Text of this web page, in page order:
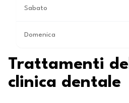
Sabato
Domenica
Trattamenti
clinica dentale